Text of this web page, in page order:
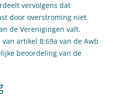
vervolgens dat
door overstroming niet
de Verenigingen valt.
artikel 8:69a van de Awb
beoordeling van de